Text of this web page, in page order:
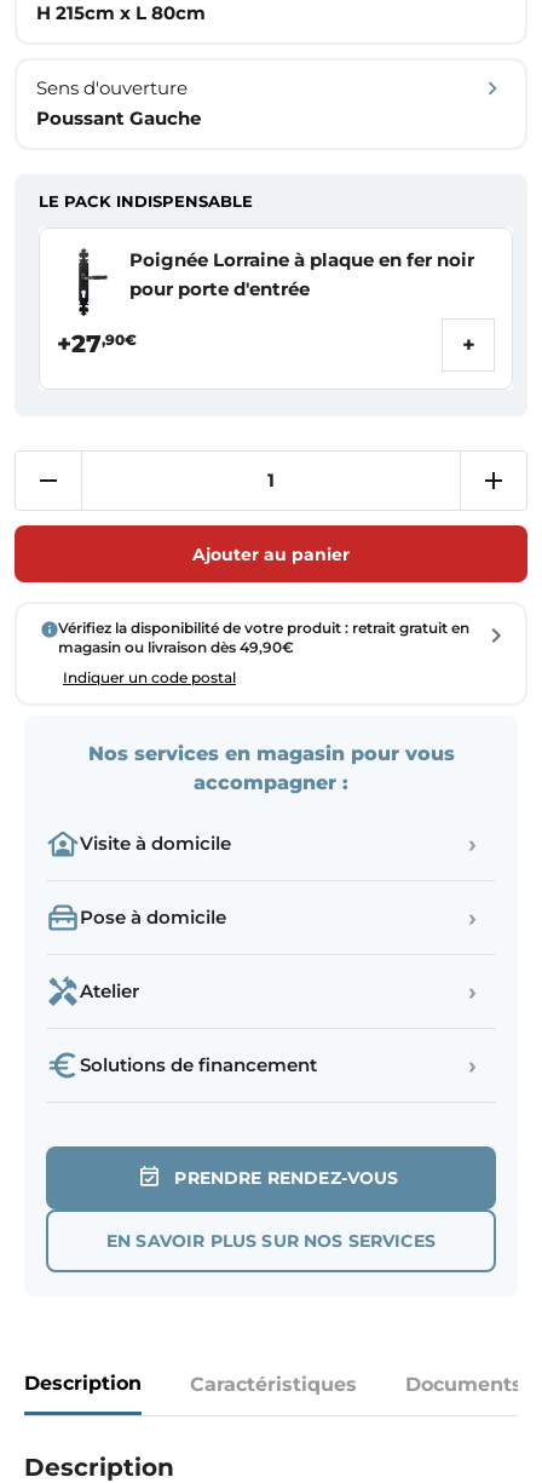
H 215cm x L 80cm
Sens d'ouverture
Poussant Gauche
LE PACK INDISPENSABLE
Poignée Lorraine à plaque en fer noir
pour porte d'entrée
+27,90€ +
Ajouter au panier
Vérifiez la disponibilité de votre produit : retrait gratuit en
magasin ou livraison dès 49,90€
Indiquer un code postal
Nos services en magasin pour vous
accompagner :
Visite à domicile ›
Pose à domicile ›
Atelier ›
Solutions de financement ›
PRENDRE RENDEZ-VOUS
EN SAVOIR PLUS SUR NOS SERVICES
Description Caractéristiques Documents
Description